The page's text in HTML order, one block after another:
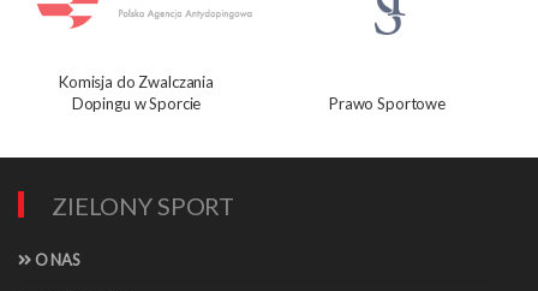
Komisja do Zwalczania
Dopingu w Sporcie
Prawo Sportowe
ZIELONY SPORT
O NAS